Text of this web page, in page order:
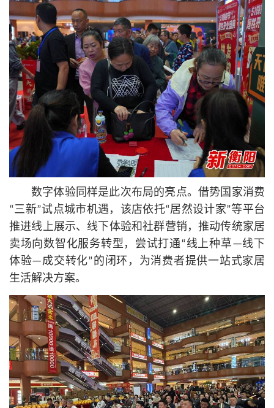
数字体验同样是此次布局的亮点。借势国家消费
“三新”试点城市机遇，该店依托“居然设计家”等平台
推进线上展示、线下体验和社群营销，推动传统家居
卖场向数智化服务转型，尝试打通“线上种草—线下
体验—成交转化”的闭环，为消费者提供一站式家居
生活解决方案。